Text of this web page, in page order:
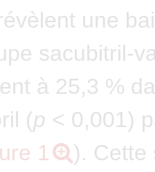
une
sacubitril-
à 25,3 %
(p < 0,001)
1
). Cette